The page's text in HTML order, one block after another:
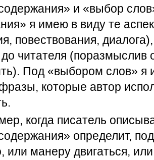
и «выбор
я имею в виду те
повествования,
читателя (поразмыслив
Под «выбором слов» я
которые автор
когда писатель
определит,
или манеру двигаться,